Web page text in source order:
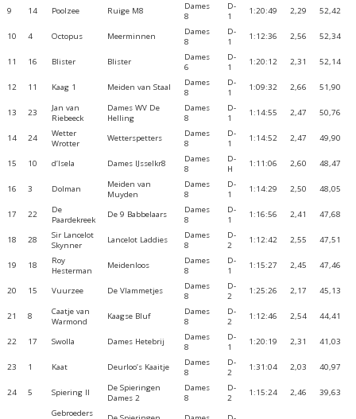
9 14 Poolzee Ruige M8
Dames
8
D-
1
1:20:49 2,29 52,42
10 4 Octopus Meerminnen
Dames
8
D-
1
1:12:36 2,56 52,34
11 16 Blister Blister
Dames
6
D-
1
1:20:12 2,31 52,14
12 11 Kaag 1 Meiden van Staal
Dames
8
D-
1
1:09:32 2,66 51,90
13 23
Jan van
Riebeeck
Dames WV De
Helling
Dames
8
D-
1
1:14:55 2,47 50,76
14 24
Wetter
Wrotter
Wetterspetters
Dames
8
D-
1
1:14:52 2,47 49,90
15 10 d’Isela Dames IJsselkr8
Dames
8
D-
H
1:11:06 2,60 48,47
16 3 Dolman
Meiden van
Muyden
Dames
8
D-
1
1:14:29 2,50 48,05
17 22
De
Paardekreek
De 9 Babbelaars
Dames
8
D-
1
1:16:56 2,41 47,68
18 28
Sir Lancelot
Skynner
Lancelot Laddies
Dames
8
D-
2
1:12:42 2,55 47,51
19 18
Roy
Hesterman
Meidenloos
Dames
8
D-
1
1:15:27 2,45 47,46
20 15 Vuurzee De Vlammetjes
Dames
8
D-
2
1:25:26 2,17 45,13
21 8
Caatje van
Warmond
Kaagse Bluf
Dames
8
D-
2
1:12:46 2,54 44,41
22 17 Swolla Dames Hetebrij
Dames
8
D-
1
1:20:19 2,31 41,03
23 1 Kaat Deurloo’s Kaaitje
Dames
8
D-
2
1:31:04 2,03 40,97
24 5 Spiering II
De Spieringen
Dames 2
Dames
8
D-
2
1:15:24 2,46 39,63
Gebroeders